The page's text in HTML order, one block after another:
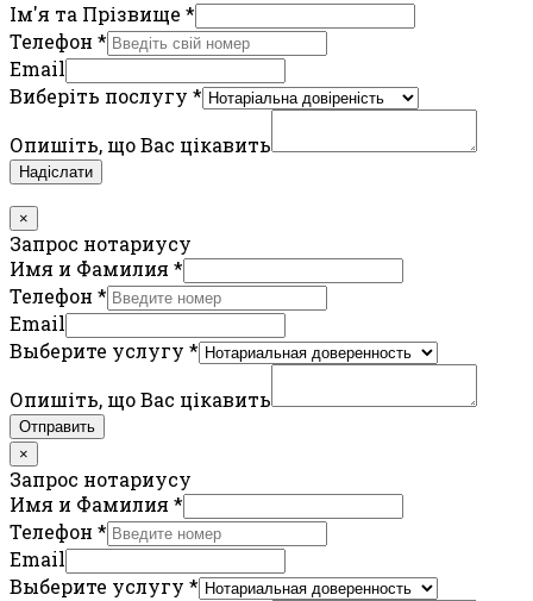
Ім'я та Прізвище *
Телефон *
Email
Виберіть послугу *
Опишіть, що Вас цікавить
Надіслати
×
Запрос нотариусу
Имя и Фамилия *
Телефон *
Email
Выберите услугу *
Опишіть, що Вас цікавить
Отправить
×
Запрос нотариусу
Имя и Фамилия *
Телефон *
Email
Выберите услугу *